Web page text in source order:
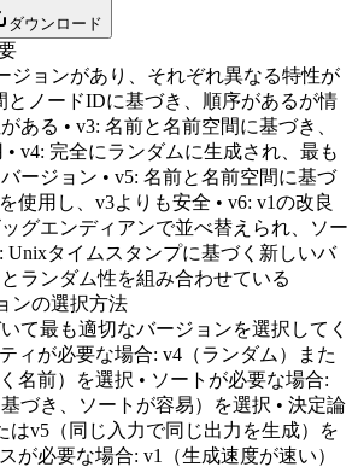
ダウンロード
ジョンがあり、それぞれ異なる特性が
とノードIDに基づき、順序があるが情
ある • v3: 名前と名前空間に基づき、
v4: 完全にランダムに生成され、最も
ージョン • v5: 名前と名前空間に基づ
使用し、v3よりも安全 • v6: v1の改良
グエンディアンで並べ替えられ、ソー
Unixタイムスタンプに基づく新しいバ
ランダム性を組み合わせている
ンの選択方法
て最も適切なバージョンを選択してく
ィが必要な場合: v4（ランダム）また
名前）を選択 • ソートが必要な場合:
づき、ソートが容易）を選択 • 決定論
はv5（同じ入力で同じ出力を生成）を
が必要な場合: v1（生成速度が速い）